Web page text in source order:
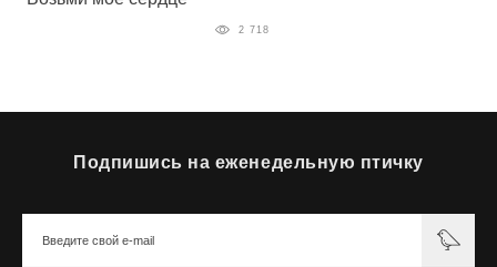
2 718
Подпишись на еженедельную птичку